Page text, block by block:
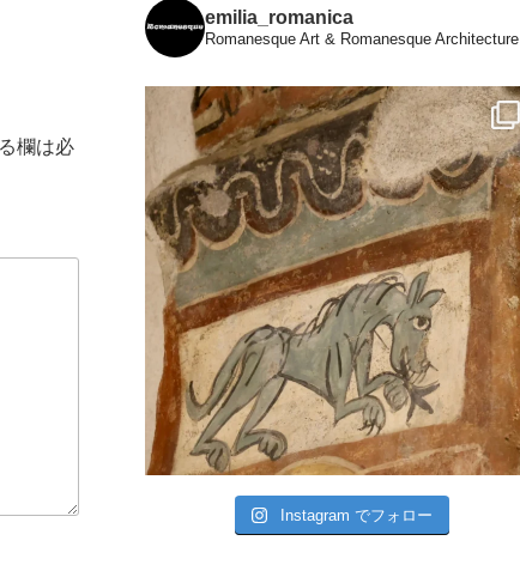
欄は必
emilia_romanica
Romanesque Art & Romanesque Architecture
Instagram でフォロー